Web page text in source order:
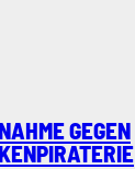
GEGEN